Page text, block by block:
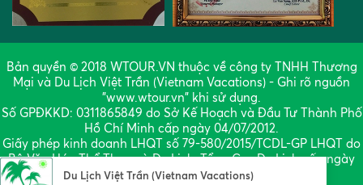
Bản quyền © 2018 WTOUR.VN thuộc về công ty TNHH Thương
Mại và Du Lịch Việt Trần (Vietnam Vacations) - Ghi rõ nguồn
"www.wtour.vn" khi sử dụng.
Số GPĐKKD: 0311865849 do Sở Kế Hoạch và Đầu Tư Thành Phố
Hồ Chí Minh cấp ngày 04/07/2012.
Giấy phép kinh doanh LHQT số 79-580/2015/TCDL-GP LHQT do
Bộ Văn Hóa Thể Thao và Du Lịch, Tổng Cục Du Lịch cấp ngày
02/11/2015.
Du Lịch Việt Trần (Vietnam Vacations)